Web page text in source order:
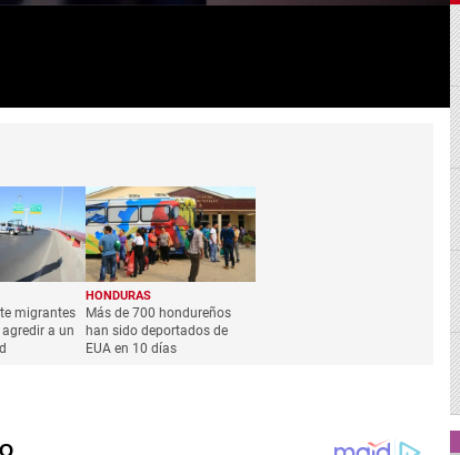
migrantes
a un
HONDURAS
Más de 700 hondureños
han sido deportados de
EUA en 10 días